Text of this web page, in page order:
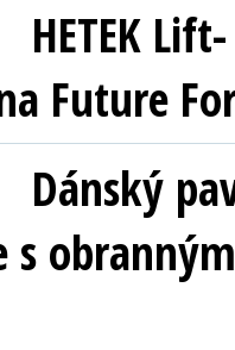
HETEK
Future
Dánský
s